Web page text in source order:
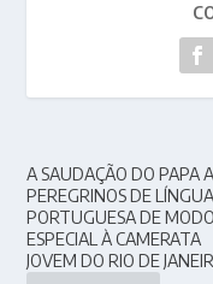
A SAUDAÇÃO DO PAPA
PEREGRINOS DE LÍNGUA
PORTUGUESA DE MODO
ESPECIAL À CAMERATA
JOVEM DO RIO DE